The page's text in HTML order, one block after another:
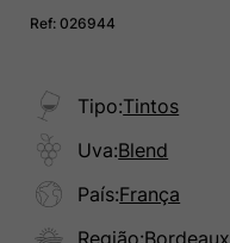
Ref:026944
Tipo:Tintos
Uva:Blend
País:França
Região:Bordeaux